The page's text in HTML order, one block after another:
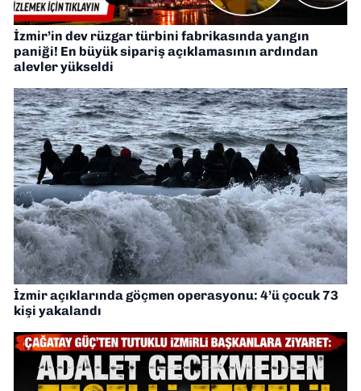
İzmir’in dev rüzgar türbini fabrikasında yangın
paniği! En büyük sipariş açıklamasının ardından
alevler yükseldi
İzmir açıklarında göçmen operasyonu: 4’ü çocuk 73
kişi yakalandı